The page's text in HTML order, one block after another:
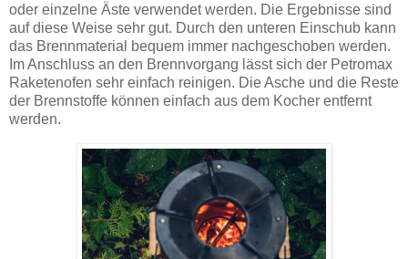
oder einzelne Äste verwendet werden. Die Ergebnisse sind
auf diese Weise sehr gut. Durch den unteren Einschub kann
das Brennmaterial bequem immer nachgeschoben werden.
Im Anschluss an den Brennvorgang lässt sich der Petromax
Raketenofen sehr einfach reinigen. Die Asche und die Reste
der Brennstoffe können einfach aus dem Kocher entfernt
werden.